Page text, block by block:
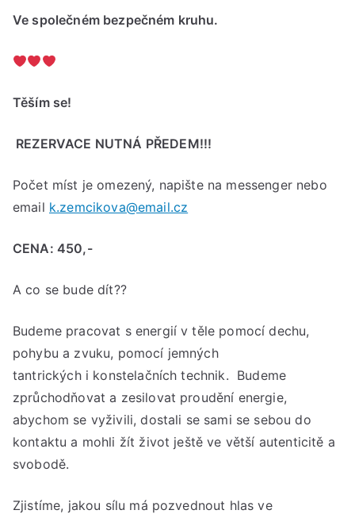
Ve společném bezpečném kruhu.
Těším se!
REZERVACE NUTNÁ PŘEDEM!!!
Počet míst je omezený, napište na messenger nebo
email k.zemcikova@email.cz
CENA: 450,-
A co se bude dít??
Budeme pracovat s energií v těle pomocí dechu,
pohybu a zvuku, pomocí jemných
tantrických i konstelačních technik. Budeme
zprůchodňovat a zesilovat proudění energie,
abychom se vyživili, dostali se sami se sebou do
kontaktu a mohli žít život ještě ve větší autenticitě a
svobodě.
Zjistíme, jakou sílu má pozvednout hlas ve